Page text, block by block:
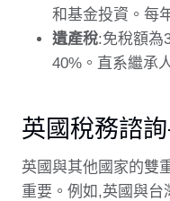
和基金投資。每
遺產稅:免稅額為
40%。直系繼承
英國稅務諮
英國與其他國家的雙
重要。例如,英國與台